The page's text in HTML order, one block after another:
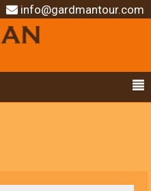
info@gardmantour.com